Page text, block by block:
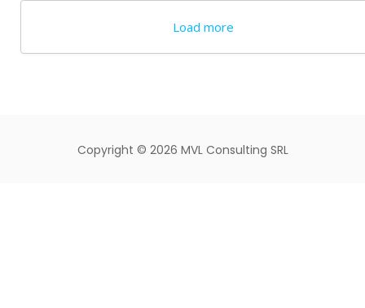
Load more
Copyright © 2026 MVL Consulting SRL